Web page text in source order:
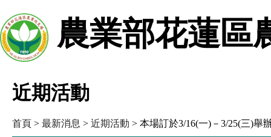
農業部花蓮區
近期活動
首頁 > 最新消息 > 近期活動 > 本場訂於3/16(一)－3/25(三)舉